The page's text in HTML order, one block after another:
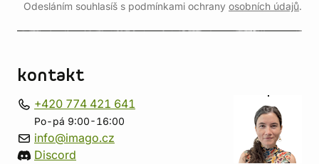
Odesláním souhlasíš s podmínkami ochrany osobních údajů.
kontakt
+420 774 421 641
Po-pá 9:00-16:00
info@imago.cz
Discord